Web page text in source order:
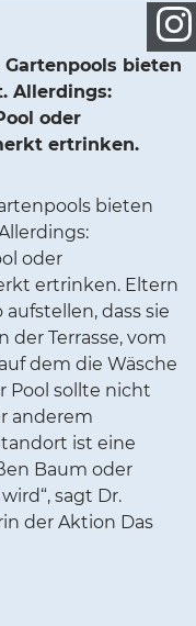
bieten
Allerdings:
oder
ertrinken.
bieten
oder
ertrinken. Eltern
dass sie
der Terrasse, vom
dem die Wäsche
Pool sollte nicht
anderem
ist eine
Baum oder
sagt Dr.
der Aktion Das